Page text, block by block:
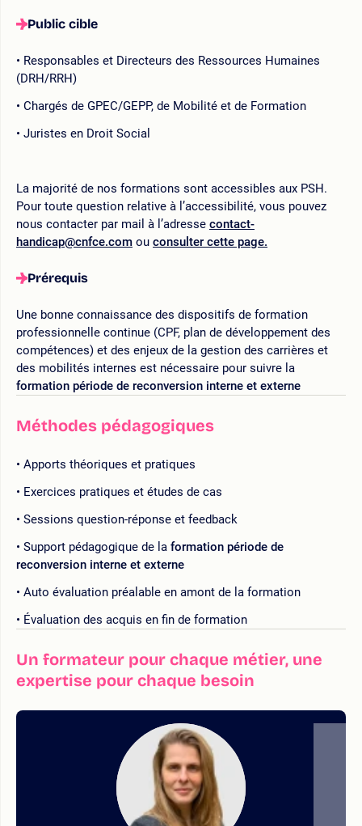
Public cible
Responsables et Directeurs des Ressources Humaines
(DRH/RRH)
Chargés de GPEC/GEPP, de Mobilité et de Formation
Juristes en Droit Social
La majorité de nos formations sont accessibles aux PSH.
Pour toute question relative à l’accessibilité, vous pouvez
nous contacter par mail à l’adresse contact-
handicap@cnfce.com ou consulter cette page.
Prérequis
Une bonne connaissance des dispositifs de formation
professionnelle continue (CPF, plan de développement des
compétences) et des enjeux de la gestion des carrières et
des mobilités internes est nécessaire pour suivre la
formation période de reconversion interne et externe
Méthodes pédagogiques
Apports théoriques et pratiques
Exercices pratiques et études de cas
Sessions question-réponse et feedback
Support pédagogique de la formation période de
reconversion interne et externe
Auto évaluation préalable en amont de la formation
Évaluation des acquis en fin de formation
Un formateur pour chaque métier, une
expertise pour chaque besoin